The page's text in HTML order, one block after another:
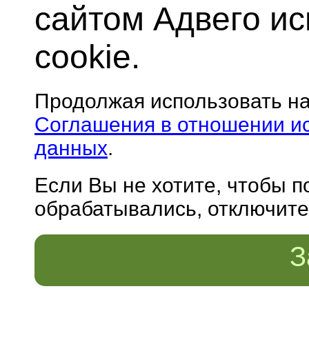
сайтом Адвего
cookie.
Продолжая использовать
Соглашения в отношении
данных.
Если Вы не хотите, чтобы
обрабатывались,